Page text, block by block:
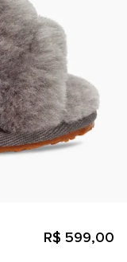
R$ 599,00